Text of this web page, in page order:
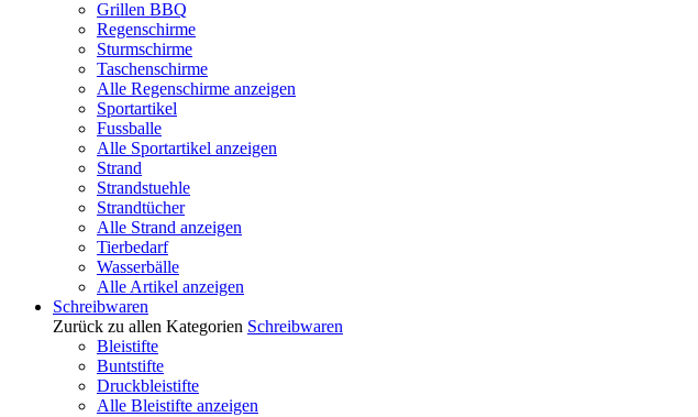
Grillen BBQ
Regenschirme
Sturmschirme
Taschenschirme
Alle Regenschirme anzeigen
Sportartikel
Fussballe
Alle Sportartikel anzeigen
Strand
Strandstuehle
Strandtücher
Alle Strand anzeigen
Tierbedarf
Wasserbälle
Alle Artikel anzeigen
Schreibwaren
Zurück zu allen Kategorien Schreibwaren
Bleistifte
Buntstifte
Druckbleistifte
Alle Bleistifte anzeigen